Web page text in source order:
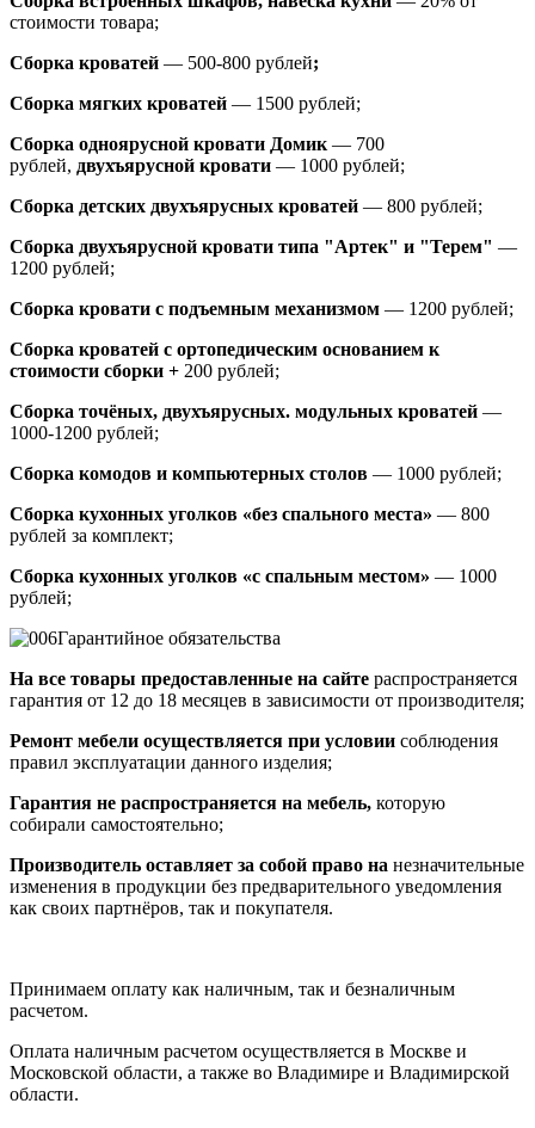
стоимости товара;
Сборка кроватей — 500-800 рублей;
Сборка мягких кроватей — 1500 рублей;
Сборка одноярусной кровати Домик — 700
рублей, двухъярусной кровати — 1000 рублей;
Сборка детских двухъярусных кроватей — 800 рублей;
Сборка двухъярусной кровати типа "Артек" и "Терем" —
1200 рублей;
Сборка кровати с подъемным механизмом — 1200 рублей;
Сборка кроватей с ортопедическим основанием к
стоимости сборки + 200 рублей;
Сборка точёных, двухъярусных. модульных кроватей —
1000-1200 рублей;
Сборка комодов и компьютерных столов — 1000 рублей;
Сборка кухонных уголков «без спального места» — 800
рублей за комплект;
Сборка кухонных уголков «с спальным местом» — 1000
рублей;
Гарантийное обязательства
На все товары предоставленные на сайте распространяется
гарантия от 12 до 18 месяцев в зависимости от производителя;
Ремонт мебели осуществляется при условии соблюдения
правил эксплуатации данного изделия;
Гарантия не распространяется на мебель, которую
собирали самостоятельно;
Производитель оставляет за собой право на незначительные
изменения в продукции без предварительного уведомления
как своих партнёров, так и покупателя.
Принимаем оплату как наличным, так и безналичным
расчетом.
Оплата наличным расчетом осуществляется в Москве и
Московской области, а также во Владимире и Владимирской
области.